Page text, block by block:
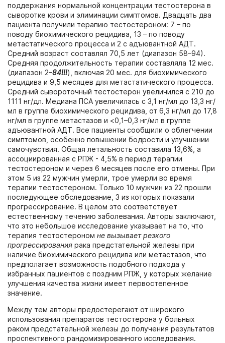
поддержания нормальной концентрации тестостерона в
сыворотке крови и элиминации симптомов. Двадцать два
пациента получили терапию тестостероном: 7 – по
поводу биохимического рецидива, 13 – по поводу
метастатического процесса и 2 с адъювантной АДТ.
Средний возраст составлял 70,5 лет (диапазон 58–94).
Средняя продолжительность терапии составляла 12 мес.
(диапазон 2–84!!!), включая 20 мес. для биохимического
рецидива и 9,5 месяцев для метастатического процесса.
Средний сывороточный тестостерон увеличился с 210 до
1111 нг/дл. Медиана ПСА увеличилась с 3,1 нг/мл до 13,3 нг/
мл в группе биохимического рецидива, от 6,3 нг/мл до 17,8
нг/мл в группе метастазов и <0,1–0,3 нг/мл в группе
адъювантной АДТ. Все пациенты сообщили о облегчении
симптомов, особенно повышении бодрости и улучшении
самочувствия. Общая летальность составила 13,6%, а
ассоциированная с РПЖ - 4,5% в период терапии
тестостероном и через 6 месяцев после его отмены. При
этом 5 из 22 мужчин умерли, трое умерли во время
терапии тестостероном. Только 10 мужчин из 22 прошли
последующее обследование, 3 из которых показали
прогрессирование. В целом это соответствует
естественному течению заболевания. Авторы заключают,
что это небольшое исследование указывает на то, что
терапия тестостероном не вызывает резкого
прогрессирования рака предстательной железы при
наличие биохимического рецидива или метастазов, что
предполагает возможность подобного подхода у
избранных пациентов с поздним РПЖ, у которых желание
улучшения качества жизни имеет первостепенное
значение.
Между тем авторы предостерегают от широкого
использования препаратов тестостерона у больных
раком предстательной железы до получения результатов
проспективного рандомизированного исследования.